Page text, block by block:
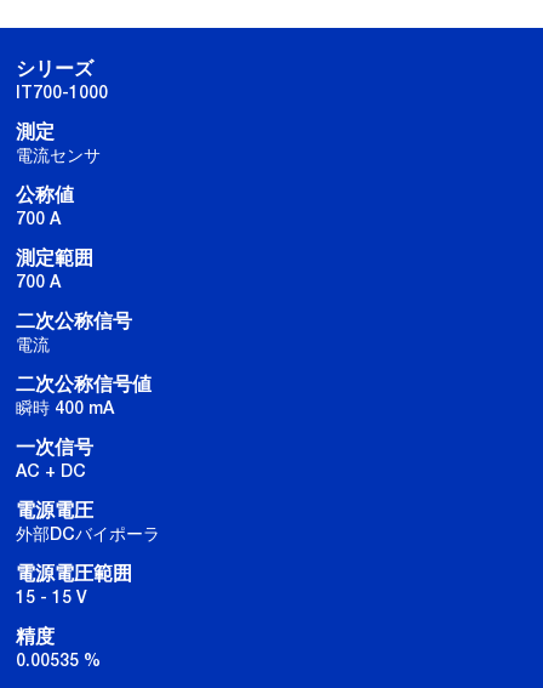
シリーズ
IT700-1000
測定
電流センサ
公称値
700 A
測定範囲
700 A
二次公称信号
電流
二次公称信号値
瞬時 400 mA
一次信号
AC + DC
電源電圧
外部DCバイポーラ
電源電圧範囲
15 - 15 V
精度
0.00535 %